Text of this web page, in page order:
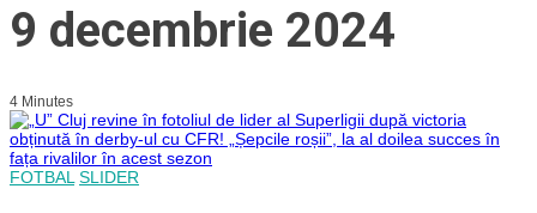
9 decembrie 2024
4 Minutes
FOTBAL SLIDER